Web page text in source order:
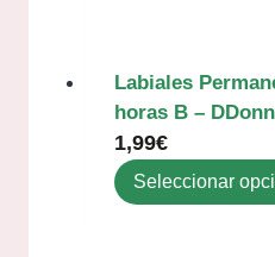
Labiales
horas B –
1,99€
Seleccionar